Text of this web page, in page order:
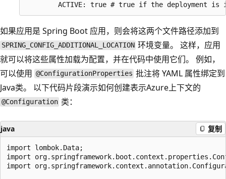
如果应用是 Spring Boot 应用，则会将这两个文件路径添加到
SPRING_CONFIG_ADDITIONAL_LOCATION 环境变量。 这样，应用
就可以将这些属性加载为配置，并在代码中使用它们。 例如，
可以使用 @ConfigurationProperties 批注将 YAML 属性绑定到
Java类。 以下代码片段演示如何创建表示Azure上下文的
@Configuration 类：
java 复制
import lombok.Data;
import
import